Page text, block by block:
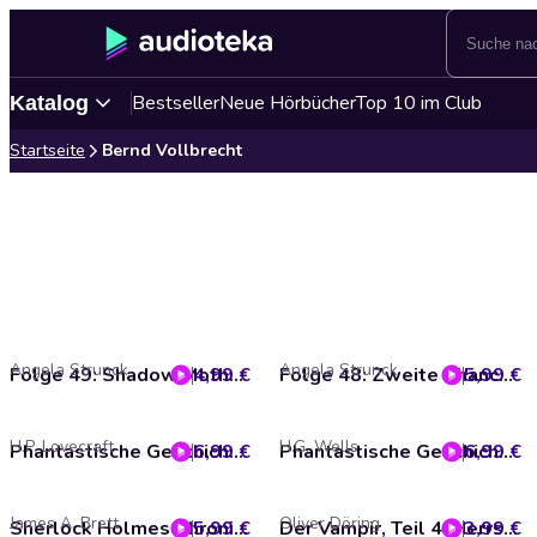
Katalog BestsellerNeue HörbücherTop 10 im Club
Startseite Bernd Vollbrecht
Folge 49: Shadow Moths Falle - Teil 1+2 (Das Original-Hörspiel zur TV-Serie)
Angela Strunck 4,99 € Folge 48: Zweite Chance / Cat Noir 2.0 / Torjäger (Das Original-Hörspiel zur TV-Serie)
Angela Strunck 5,99 €
Phantastische Geschichten, From Beyond
H.P. Lovecraft 6,99 € Phantastische Geschichten, Der todbringende Stern
H.G. Wells 6,99 €
Sherlock Holmes Chronicles, Folge 93: Der Tempel der Kali
James A. Brett 5,99 € Der Vampir, Teil 4: Herrscher und Diener
Oliver Döring 3,99 €